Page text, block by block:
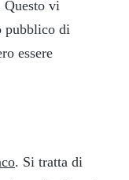
Questo vi
pubblico di
essere
. Si tratta di